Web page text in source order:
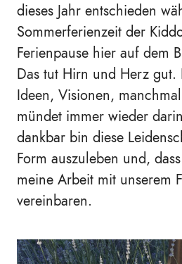
dieses Jahr entschieden
Sommerferienzeit der
Ferienpause hier auf dem
Das tut Hirn und Herz gut.
Ideen, Visionen,
mündet immer wieder
dankbar bin diese
Form auszuleben und,
meine Arbeit mit unserem
vereinbaren.